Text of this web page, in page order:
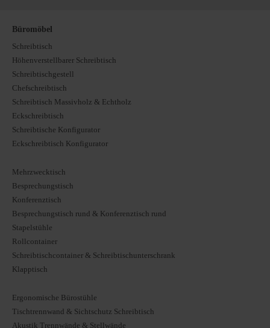
Büromöbel
Schreibtisch
Höhenverstellbarer Schreibtisch
Schreibtischgestell
Chefschreibtisch
Schreibtisch Massivholz & Echtholz
Eckschreibtisch
Schreibtische Konfigurator
Eckschreibtisch Konfigurator
Mehrzwecktisch
Besprechungstisch
Konferenztisch
Besprechungstisch rund & Konferenztisch rund
Stapelstühle
Rollcontainer
Schreibtischcontainer & Schreibtischunterschrank
Klapptisch
Ergonomische Bürostühle
Tischtrennwand & Sichtschutz Schreibtisch
Akustik Trennwände & Stellwände